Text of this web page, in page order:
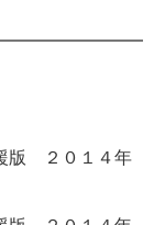
版 ２０１４年